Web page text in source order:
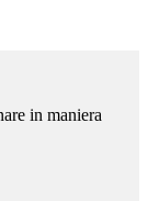
in maniera